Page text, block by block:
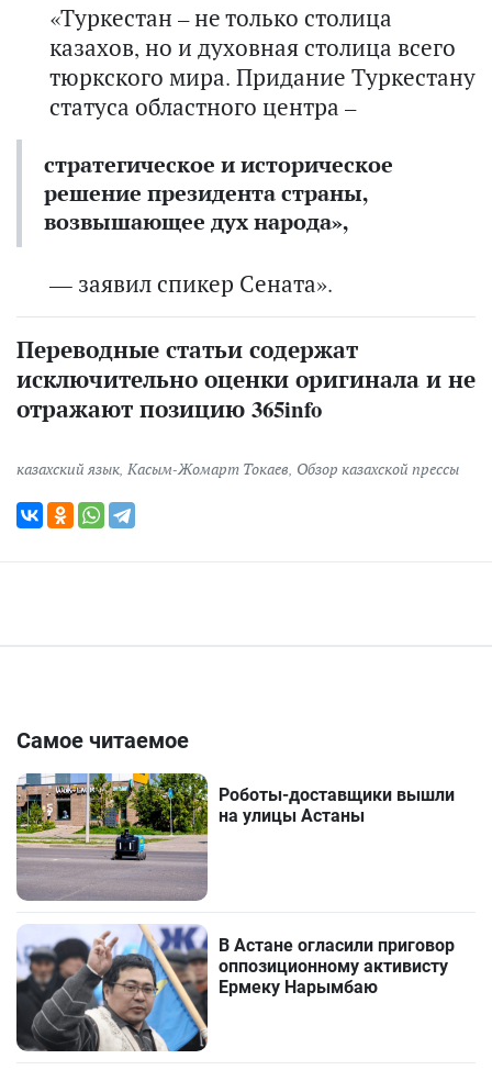
«Туркестан – не только столица
казахов, но и духовная столица всего
тюркского мира. Придание Туркестану
статуса областного центра –
стратегическое и историческое
решение президента страны,
возвышающее дух народа»,
— заявил спикер Сената».
Переводные статьи содержат
исключительно оценки оригинала и не
отражают позицию 365info
казахский язык Касым-Жомарт Токаев Обзор казахской прессы
Самое читаемое
Роботы-доставщики вышли
на улицы Астаны
В Астане огласили приговор
оппозиционному активисту
Ермеку Нарымбаю